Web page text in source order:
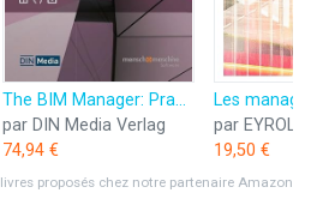
The BIM Manager: Practical instruction for project management with BIM
par DIN Media Verlag
74,94 €
par
19,50 €
livres proposés chez notre partenaire Amazon